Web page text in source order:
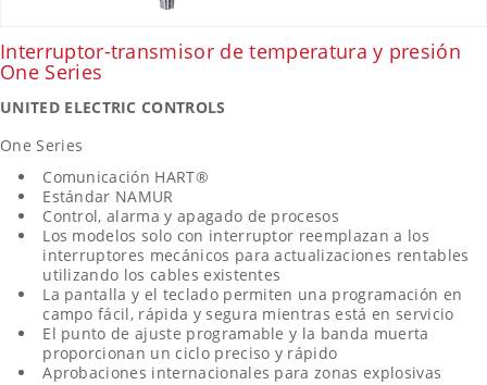
Interruptor-transmisor de temperatura y presión
One Series
UNITED ELECTRIC CONTROLS
One Series
Comunicación HART®
Estándar NAMUR
Control, alarma y apagado de procesos
Los modelos solo con interruptor reemplazan a los
interruptores mecánicos para actualizaciones rentables
utilizando los cables existentes
La pantalla y el teclado permiten una programación en
campo fácil, rápida y segura mientras está en servicio
El punto de ajuste programable y la banda muerta
proporcionan un ciclo preciso y rápido
Aprobaciones internacionales para zonas explosivas